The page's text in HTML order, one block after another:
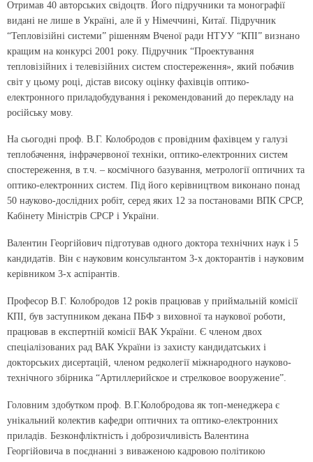
Отримав 40 авторських свідоцтв. Його підручники та монографії
видані не лише в Україні, але й у Німеччині, Китаї. Підручник
“Тепловізійні системи” рішенням Вченої ради НТУУ “КПІ” визнано
кращим на конкурсі 2001 року. Підручник “Проектування
тепловізійних і телевізійних систем спостереження», який побачив
світ у цьому році, дістав високу оцінку фахівців оптико-
електронного приладобудування і рекомендований до перекладу на
російську мову.
На сьогодні проф. В.Г. Колобродов є провідним фахівцем у галузі
теплобачення, інфрачервоної техніки, оптико-електронних систем
спостереження, в т.ч. – космічного базування, метрології оптичних та
оптико-електронних систем. Під його керівництвом виконано понад
50 науково-дослідних робіт, серед яких 12 за постановами ВПК СРСР,
Кабінету Міністрів СРСР і України.
Валентин Георгійович підготував одного доктора технічних наук і 5
кандидатів. Він є науковим консультантом 3-х докторантів і науковим
керівником 3-х аспірантів.
Професор В.Г. Колобродов 12 років працював у приймальній комісії
КПІ, був заступником декана ПБФ з виховної та наукової роботи,
працював в експертній комісії ВАК України. Є членом двох
спеціалізованих рад ВАК України із захисту кандидатських і
докторських дисертацій, членом редколегії міжнародного науково-
технічного збірника “Артиллерийское и стрелковое вооружение”.
Головним здобутком проф. В.Г.Колобродова як топ-менеджера є
унікальний колектив кафедри оптичних та оптико-електронних
приладів. Безконфліктність і доброзичливість Валентина
Георгійовича в поєднанні з виваженою кадровою політикою